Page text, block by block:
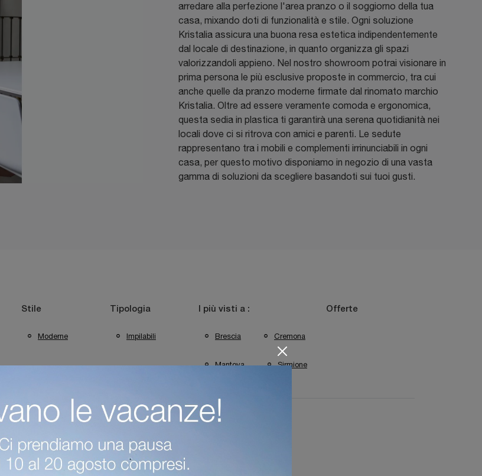
arredare alla perfezione l'area pranzo o il soggiorno della tua
casa, mixando doti di funzionalità e stile. Ogni soluzione
Kristalia assicura una buona resa estetica indipendentemente
dal locale di destinazione, in quanto organizza gli spazi
valorizzandoli appieno. Nel nostro showroom potrai visionare in
prima persona le più esclusive proposte in commercio, tra cui
anche quelle da pranzo moderne firmate dal rinomato marchio
Kristalia. Oltre ad essere veramente comoda e ergonomica,
questa sedia in plastica ti garantirà una serena quotidianità nei
locali dove ci si ritrova con amici e parenti. Le sedute
rappresentano tra i mobili e complementi irrinunciabili in ogni
casa, per questo motivo disponiamo in negozio di una vasta
gamma di soluzioni da scegliere basandoti sui tuoi gusti.
Stile
Moderne
Tipologia
Impilabili
I più visti a :
Brescia Cremona
Mantova Sirmione
Offerte
Sedie Kristalia Cremona Sedie Kristalia Sirmione